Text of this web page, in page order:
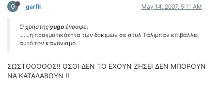
G garfli May 14, 2007, 5:11 AM
Ο χρήστης yugo έγραψε:
.......η πραγματικότητα των δοκιμών σε στυλ Ταλιμπάν επιβάλλει
αυτό τον κανονισμό.
ΣΩΣΤΟΟΟΟΟΣ!! ΟΣΟΙ ΔΕΝ ΤΟ ΕΧΟΥΝ ΖΗΣΕΙ ΔΕΝ ΜΠΟΡΟΥΝ
ΝΑ ΚΑΤΑΛΑΒΟΥΝ !!